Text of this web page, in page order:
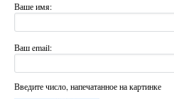
Ваше имя:
Ваш email:
Введите число, напечатанное на картинке